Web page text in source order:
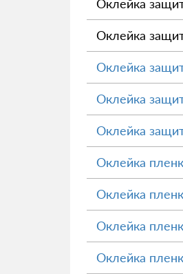
Оклейка
Оклейка
Оклейка
Оклейка
Оклейка
Оклейка
Оклейка
Оклейка
Оклейка